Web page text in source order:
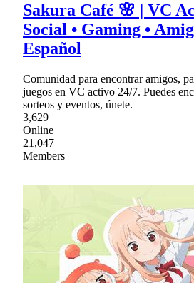
Sakura Café 🌸 | VC
Social • Gaming •
Español
Comunidad para encontrar amigos,
juegos en VC activo 24/7. Puedes
sorteos y eventos, únete.
3,629
Online
21,047
Members